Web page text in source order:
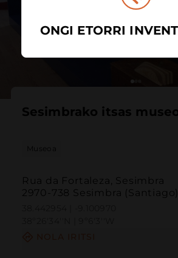
Sesimbrako itsas
Museoa
Rua da Fortaleza, Sesimbra
2970-738 Sesimbra (Santiago)
ONGI ETORRI